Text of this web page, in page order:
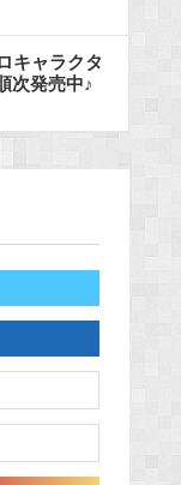
キャラクタ
次発売中♪